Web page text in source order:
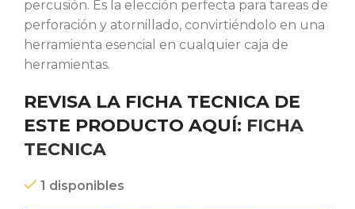
percusión. Es la elección perfecta para tareas de
perforación y atornillado, convirtiéndolo en una
herramienta esencial en cualquier caja de
herramientas.
REVISA LA FICHA TECNICA DE
ESTE PRODUCTO AQUÍ: FICHA
TECNICA
1 disponibles